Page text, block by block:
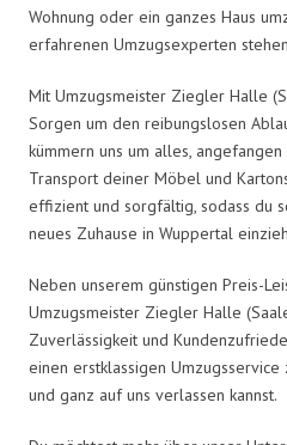
Wohnung oder ein ganzes Haus
erfahrenen Umzugsexperten
Mit Umzugsmeister Ziegler Halle
Sorgen um den reibungslosen
kümmern uns um alles,
Transport deiner Möbel und
effizient und sorgfältig, sodass du
neues Zuhause in Wuppertal
Neben unserem günstigen Preis-
Umzugsmeister Ziegler Halle
Zuverlässigkeit und
einen erstklassigen
und ganz auf uns verlassen kannst.